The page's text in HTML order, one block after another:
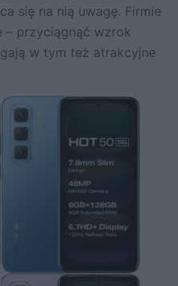
się na nią uwagę. Firmie
– przyciągnąć wzrok
w tym też atrakcyjne